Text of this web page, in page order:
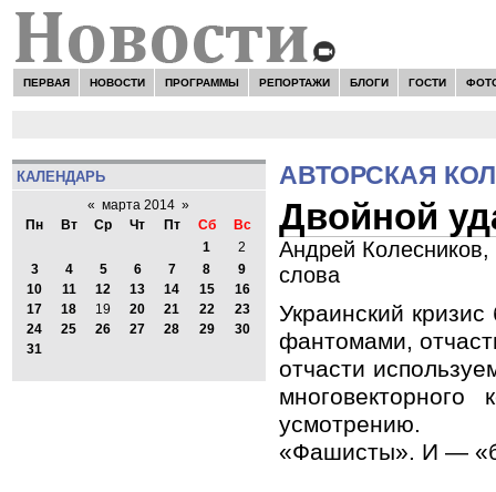
ПЕРВАЯ НОВОСТИ ПРОГРАММЫ РЕПОРТАЖИ БЛОГИ ГОСТИ
КАЛЕНДАРЬ
« марта 2014 »
Пн
Вт Ср Чт Пт Сб
Вс
1
2
3
4 5 6 7 8
9
10
11 12 13 14 15
16
17
18 19 20 21 22
23
24
25 26 27 28 29
30
31
АВТОРСКАЯ
Двойной
Андрей Колесников,
слова
Украинский
фантомами,
отчасти
усмотрению.
«Фашисты». И —